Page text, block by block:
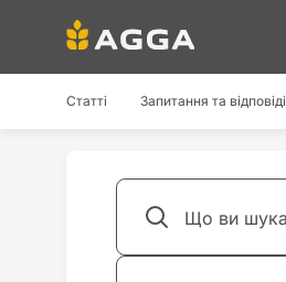
Статті Запитання та відповіді